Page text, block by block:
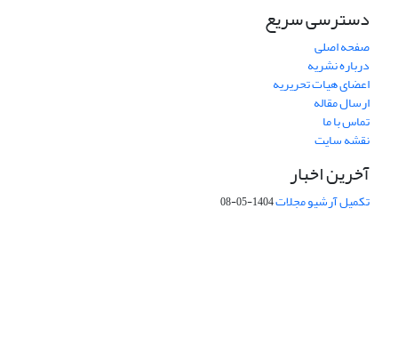
دسترسی سریع
صفحه اصلی
درباره نشریه
اعضای هیات تحریریه
ارسال مقاله
تماس با ما
نقشه سایت
آخرین اخبار
تکمیل آرشیو مجلات1404-05-08